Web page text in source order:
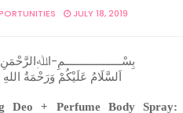
JULY 18, 2019
بِسْــــــــــــــــــمِ-
اَلسَّلَامُ عَلَيْكُمْ وَرَحْمَةُ اللهِ
Deo + Perfume Body